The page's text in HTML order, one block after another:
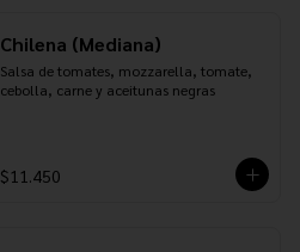
Chilena (Mediana)
Salsa de tomates, mozzarella, tomate,
cebolla, carne y aceitunas negras
$11.450